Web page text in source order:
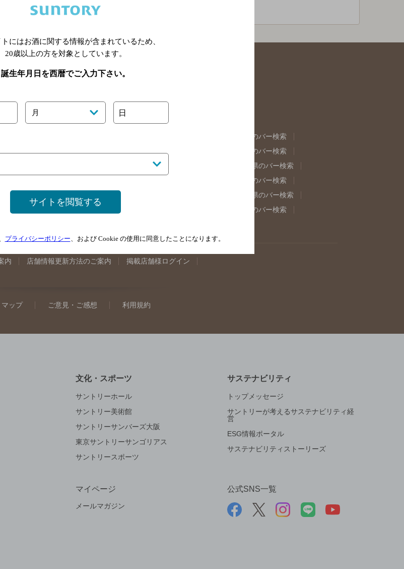
関連ページ
福島県のバー検索
東京都のバー検索
岐阜県のバー検索
奈良県のバー検索
山口県のバー検索
島根県のバー検索
佐賀県のバー検索
内 店舗情報更新方法のご案内 掲載店舗様ログイン
ップ ご意見・ご感想 利用規約
文化・スポーツ
サントリーホール
サントリー美術館
サントリーサンバーズ大阪
東京サントリーサンゴリアス
サントリースポーツ
サステナビリティ
トップメッセージ
サントリーが考えるサステナビリティ経
営
ESG情報ポータル
サステナビリティストーリーズ
マイページ
メールマガジン
公式SNS一覧
にはお酒に関する情報が含まれているため、
20歳以上の方を対象としています。
誕生年月日を西暦でご入力下さい。
月 日
サイトを閲覧する
プライバシーポリシー、および Cookie の使用に同意したことになります。